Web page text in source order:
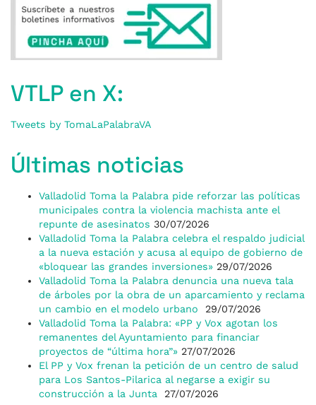
VTLP en X:
Tweets by TomaLaPalabraVA
Últimas noticias
Valladolid Toma la Palabra pide reforzar las políticas
municipales contra la violencia machista ante el
repunte de asesinatos 30/07/2026
Valladolid Toma la Palabra celebra el respaldo judicial
a la nueva estación y acusa al equipo de gobierno de
«bloquear las grandes inversiones» 29/07/2026
Valladolid Toma la Palabra denuncia una nueva tala
de árboles por la obra de un aparcamiento y reclama
un cambio en el modelo urbano
29/07/2026
Valladolid Toma la Palabra: «PP y Vox agotan los
remanentes del Ayuntamiento para financiar
proyectos de “última hora”» 27/07/2026
El PP y Vox frenan la petición de un centro de salud
para Los Santos-Pilarica al negarse a exigir su
construcción a la Junta
27/07/2026